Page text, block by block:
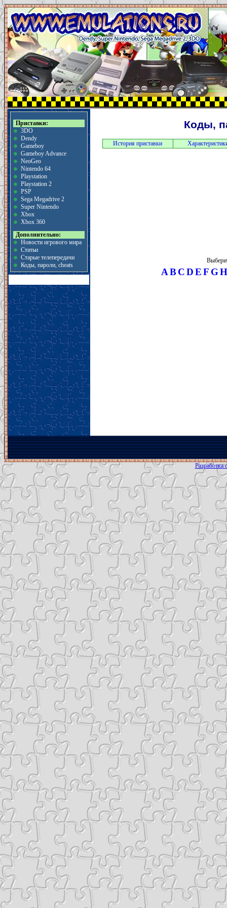
Приставки:
3DO
Dendy
Gameboy
Gameboy Advance
NeoGeo
Nintendo 64
Playstation
Playstation 2
PSP
Sega Megadrive 2
Super Nintendo
Xbox
Xbox 360
Дополнительно:
Новости игрового мира
Статьи
Старые телепередачи
Коды, пароли, cheats
Коды,
История приставки
ABCDEF GH
Разработка